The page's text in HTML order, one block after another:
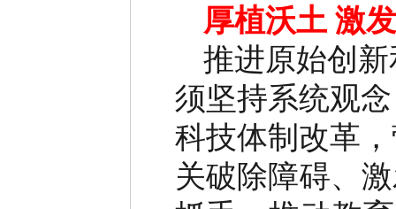
厚植沃土 激
推进原始创
须坚持系统观
科技体制改革
关破除障碍、